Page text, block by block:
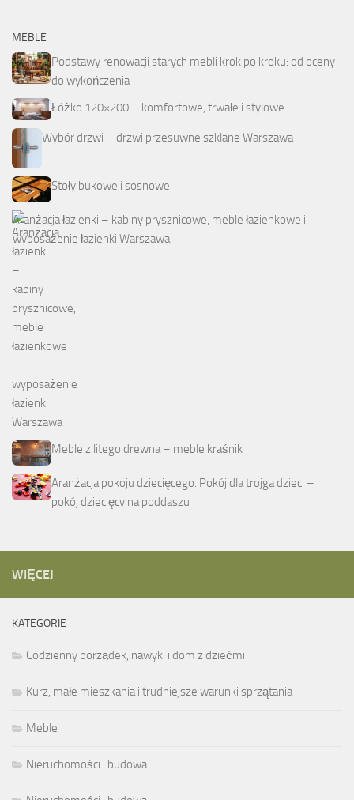
MEBLE
Podstawy renowacji starych mebli krok po kroku: od oceny
do wykończenia
Łóżko 120×200 – komfortowe, trwałe i stylowe
Wybór drzwi – drzwi przesuwne szklane Warszawa
Stoły bukowe i sosnowe
Aranżacja łazienki – kabiny prysznicowe, meble łazienkowe i
wyposażenie łazienki Warszawa
Meble z litego drewna – meble kraśnik
Aranżacja pokoju dziecięcego. Pokój dla trojga dzieci –
pokój dziecięcy na poddaszu
WIĘCEJ
KATEGORIE
Codzienny porządek, nawyki i dom z dziećmi
Kurz, małe mieszkania i trudniejsze warunki sprzątania
Meble
Nieruchomości i budowa